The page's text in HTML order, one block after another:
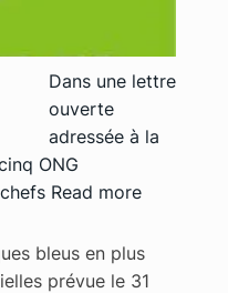
Dans une lettre
ouverte
adressée à la
ONG
Read more
bleus en plus
prévue le 31